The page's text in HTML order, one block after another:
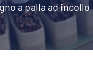
a palla ad incollo